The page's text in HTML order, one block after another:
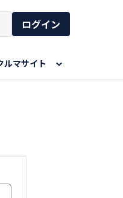
ログイン
ルマサイト